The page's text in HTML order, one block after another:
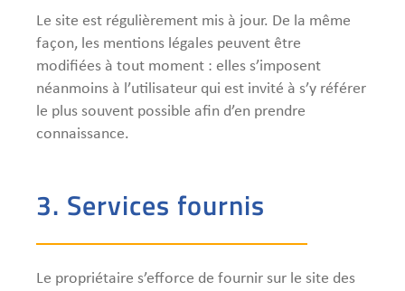
Le site est régulièrement mis à jour. De la même
façon, les mentions légales peuvent être
modifiées à tout moment : elles s’imposent
néanmoins à l’utilisateur qui est invité à s’y référer
le plus souvent possible afin d’en prendre
connaissance.
3. Services fournis
Le propriétaire s’efforce de fournir sur le site des